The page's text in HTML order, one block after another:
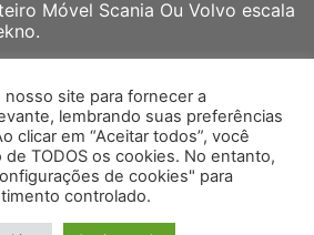
Móvel Scania Ou Volvo escala
– Jue – Minibrindes- Tekno – WSI –
Volvo – Miniatura Mercedes Miniatura
– Miniatura DAF – Miniatura Honda
_Jefferson Miniaturas _Desenvolvido por
site para fornecer a
lembrando suas preferências
clicar em “Aceitar todos”, você
TODOS os cookies. No entanto,
de cookies" para
controlado.